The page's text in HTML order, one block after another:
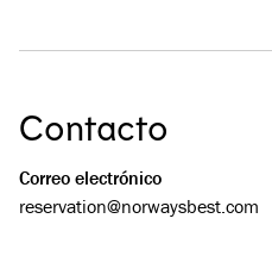
Contacto
Correo electrónico
reservation@­norwaysbest.com